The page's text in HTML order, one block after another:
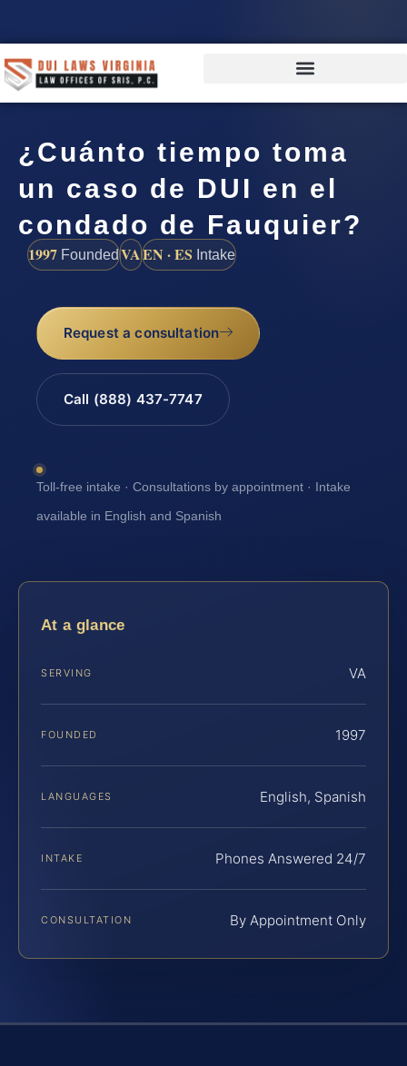
¿Cuánto tiempo toma
un caso de DUI en el
condado de Fauquier?
1997 FoundedVAEN · ES Intake
Request a consultation
Call (888) 437-7747
Toll-free intake · Consultations by appointment · Intake
available in English and Spanish
At a glance
SERVING VA
FOUNDED 1997
LANGUAGES English, Spanish
INTAKE Phones Answered 24/7
CONSULTATION By Appointment Only